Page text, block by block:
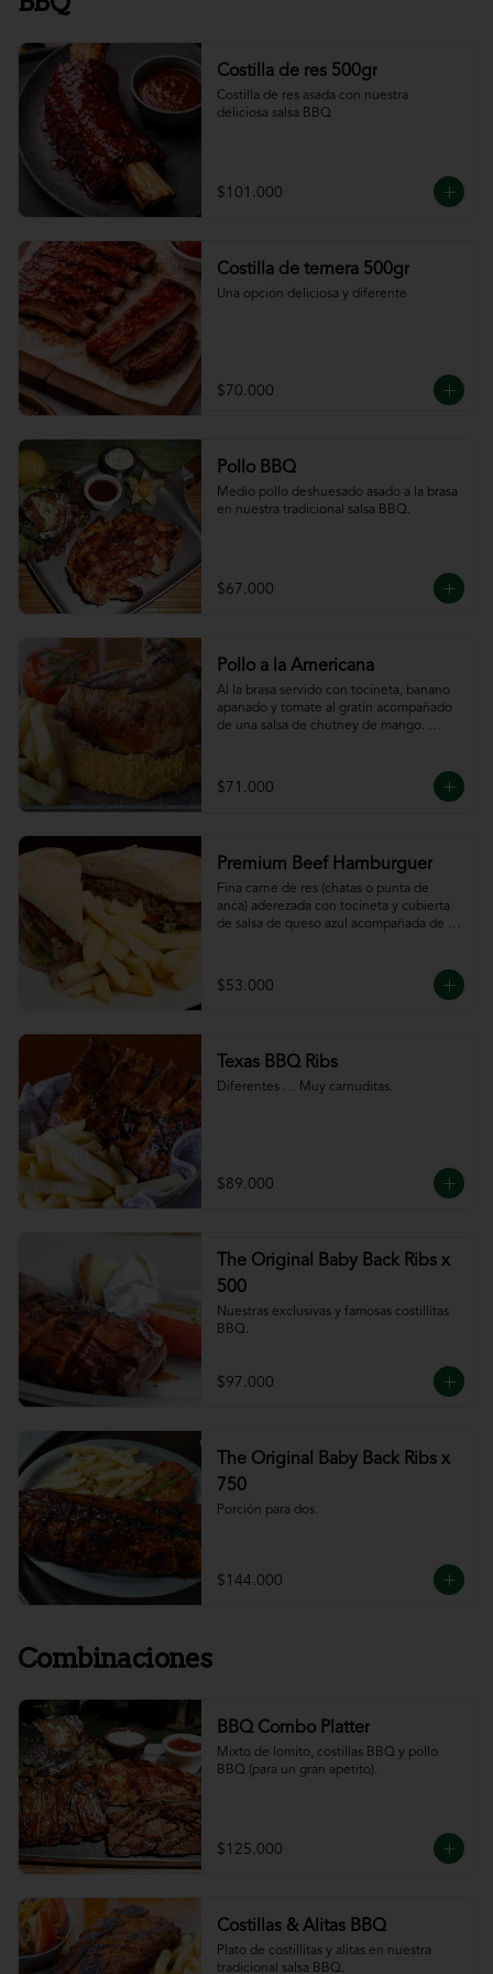
Costilla de res 500gr
Costilla de res asada con nuestra
deliciosa salsa BBQ
$101.000
Costilla de ternera 500gr
Una opción deliciosa y diferente
$70.000
Pollo BBQ
Medio pollo deshuesado asado a la brasa
en nuestra tradicional salsa BBQ.
$67.000
Pollo a la Americana
Al la brasa servido con tocineta, banano
apanado y tomate al gratín acompañado
de una salsa de chutney de mango.
$71.000
Premium Beef Hamburguer
Fina carne de res (chatas o punta de
anca) aderezada con tocineta y cubierta
de salsa de queso azul acompañada de
$53.000
Texas BBQ Ribs
Diferentes … Muy carnuditas.
$89.000
The Original Baby Back Ribs x
500
Nuestras exclusivas y famosas costillitas
BBQ.
$97.000
The Original Baby Back Ribs x
750
Porción para dos.
$144.000
Combinaciones
BBQ Combo Platter
Mixto de lomito, costillas BBQ y pollo
BBQ (para un gran apetito).
$125.000
Costillas & Alitas BBQ
Plato de costillitas y alitas en nuestra
tradicional salsa BBQ.